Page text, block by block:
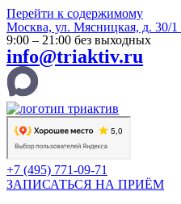
Перейти к содержимому
Москва, ул. Мясницкая, д. 30/1
9:00 – 21:00 без выходных
info@triaktiv.ru
+7 (495) 771-09-71
ЗАПИСАТЬСЯ НА ПРИЁМ